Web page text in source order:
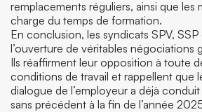
remplacements réguliers, ainsi que les
charge du temps de formation.
En conclusion, les syndicats SPV,
l’ouverture de véritables négociations
Ils réaffirment leur opposition à toute
conditions de travail et rappellent que
dialogue de l’employeur a déjà
sans précédent à la fin de l’année